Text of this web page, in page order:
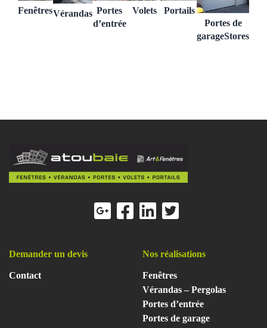
FenêtresVérandas Portes
d’entrée
Volets
Portails
Portes de
garageStores
Demander un devis
Contact
Nos réalisations
Fenêtres
Vérandas – Pergolas
Portes d’entrée
Portes de garage